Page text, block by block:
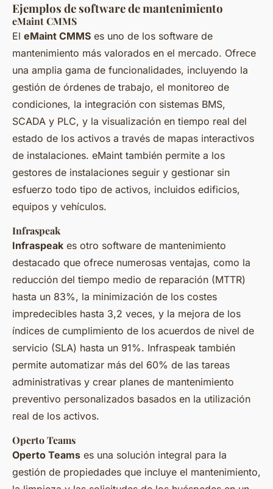
Ejemplos de software de mantenimiento
eMaint CMMS
El eMaint CMMS es uno de los software de
mantenimiento más valorados en el mercado. Ofrece
una amplia gama de funcionalidades, incluyendo la
gestión de órdenes de trabajo, el monitoreo de
condiciones, la integración con sistemas BMS,
SCADA y PLC, y la visualización en tiempo real del
estado de los activos a través de mapas interactivos
de instalaciones. eMaint también permite a los
gestores de instalaciones seguir y gestionar sin
esfuerzo todo tipo de activos, incluidos edificios,
equipos y vehículos.
Infraspeak
Infraspeak es otro software de mantenimiento
destacado que ofrece numerosas ventajas, como la
reducción del tiempo medio de reparación (MTTR)
hasta un 83%, la minimización de los costes
impredecibles hasta 3,2 veces, y la mejora de los
índices de cumplimiento de los acuerdos de nivel de
servicio (SLA) hasta un 91%. Infraspeak también
permite automatizar más del 60% de las tareas
administrativas y crear planes de mantenimiento
preventivo personalizados basados en la utilización
real de los activos.
Operto Teams
Operto Teams es una solución integral para la
gestión de propiedades que incluye el mantenimiento,